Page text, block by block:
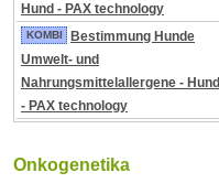
Hund - PAX technology
KOMBI
Bestimmung Hunde
Umwelt- und
Nahrungsmittelallergene - Hund
- PAX technology
Onkogenetika